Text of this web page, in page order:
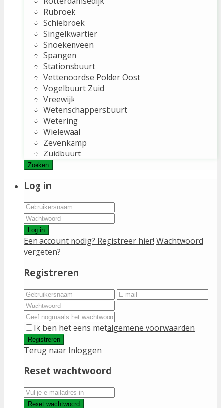
Rubroek
Schiebroek
Singelkwartier
Snoekenveen
Spangen
Stationsbuurt
Vettenoordse Polder Oost
Vogelbuurt Zuid
Vreewijk
Wetenschappersbuurt
Wetering
Wielewaal
Zevenkamp
Zuidbuurt
Zoeken
Log in
Log in
Een account nodig? Registreer hier! Wachtwoord
vergeten?
Registreren
Ik ben het eens metalgemene voorwaarden
Registreren
Terug naar Inloggen
Reset wachtwoord
Reset wachtwoord